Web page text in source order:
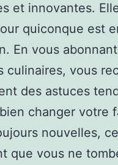
et innovantes.
quiconque est
En vous
culinaires, vous
des astuces
changer votre
nouvelles,
que vous ne